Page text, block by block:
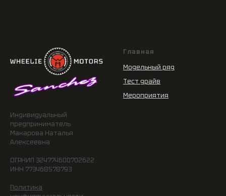
Индивидуальный
предприниматель
Макарова Наталья
Алексеевна
ОГРНИП 324774600702622
ИНН 773468578793
Политика
Главная
Модельный ряд
Тест драйв
Мероприятия